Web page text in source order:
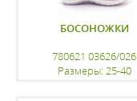
БОСОНОЖКИ
780621 03626/026
Размеры: 25-40